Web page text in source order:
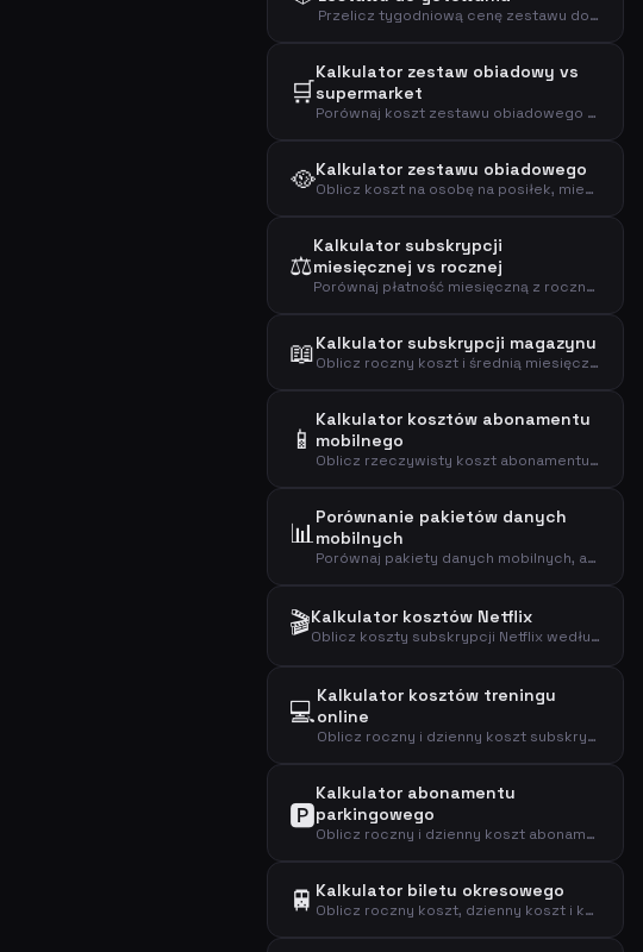
Przelicz tygodniową cenę zestawu do gotowania na koszty miesięczne i roczne, aby zobaczyć pełny wpływ finansowy.
🛒
Kalkulator zestaw obiadowy vs
supermarket
Porównaj koszt zestawu obiadowego z zakupami w supermarkecie, aby zobaczyć miesięczną i roczną różnicę.
🥘Kalkulator zestawu obiadowego
Oblicz koszt na osobę na posiłek, miesięczny i roczny koszt subskrypcji zestawu obiadowego.
⚖️
Kalkulator subskrypcji
miesięcznej vs rocznej
Porównaj płatność miesięczną z roczną za subskrypcję i zobacz, ile oszczędzasz z planem rocznym.
📖Kalkulator subskrypcji magazynu
Oblicz roczny koszt i średnią miesięczną subskrypcji magazynu na podstawie ceny za numer.
📱
Kalkulator kosztów abonamentu
mobilnego
Oblicz rzeczywisty koszt abonamentu mobilnego, w tym opłatę aktywacyjną, koszt roczny, dzienny i koszt za GB danych.
📊Porównanie pakietów danych
mobilnych
Porównaj pakiety danych mobilnych, aby znaleźć najbardziej opłacalny plan w oparciu o rzeczywiste zużycie danych.
🎬Kalkulator kosztów Netflix
Oblicz koszty subskrypcji Netflix według typu planu i liczby użytkowników, aby poznać swoje wydatki miesięczne, roczne i dzienne.
💻Kalkulator kosztów treningu
online
Oblicz roczny i dzienny koszt subskrypcji treningu online.
🅿️
Kalkulator abonamentu
parkingowego
Oblicz roczny i dzienny koszt abonamentu parkingowego i sprawdź, czy się opłaca.
🚆 Kalkulator biletu okresowego
Oblicz roczny koszt, dzienny koszt i koszt na przejazd biletu okresowego.